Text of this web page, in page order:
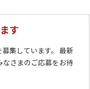
す
集しています。 最新
さまのご応募をお待